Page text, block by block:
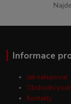
Informace
Jak nakupovat
Obchodní
Kontakty